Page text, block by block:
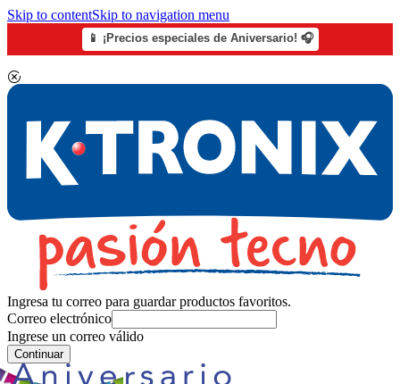
Skip to contentSkip to navigation menu
📱 ¡Precios especiales de Aniversario! 🎧
Ingresa tu correo para guardar productos favoritos.
Correo electrónico
Ingrese un correo válido
Continuar